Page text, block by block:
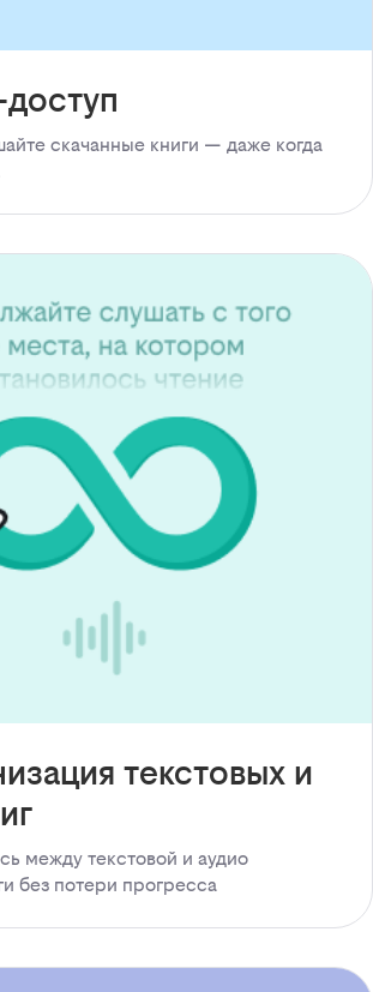
скачанные книги — даже когда
текстовых и
между текстовой и аудио
без потери прогресса